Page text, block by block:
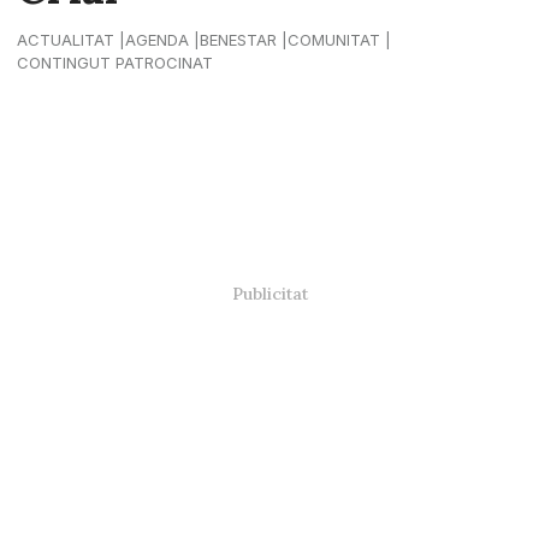
ACTUALITAT AGENDA BENESTAR
COMUNITAT
CONTINGUT PATROCINAT